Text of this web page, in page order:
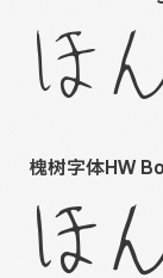
ほ
槐树字体HW
ほ